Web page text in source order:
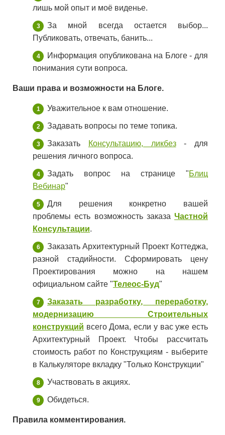
лишь мой опыт и моё виденье.
За мной всегда остается выбор...
Публиковать, отвечать, банить...
Информация опубликована на Блоге - для
понимания сути вопроса.
Ваши права и возможности на Блоге.
Уважительное к вам отношение.
Задавать вопросы по теме топика.
Заказать Консультацию, ликбез- для
решения личного вопроса.
Задать вопрос на странице "Блиц
Вебинар"
Для решения конкретно вашей
проблемы есть возможность заказаЧастной
Консультации.
Заказать Архитектурный Проект Коттеджа,
разной стадийности. Сформировать цену
Проектирования можно на нашем
официальном сайте "Телеос-Буд"
Заказать разработку, переработку,
модернизацию Строительных
конструкций всего Дома, если у вас уже есть
Архитектурный Проект. Чтобы рассчитать
стоимость работ по Конструкциям - выберите
в Калькуляторе вкладку "Только Конструкции"
Участвовать в акциях.
Обидеться.
Правила комментирования.